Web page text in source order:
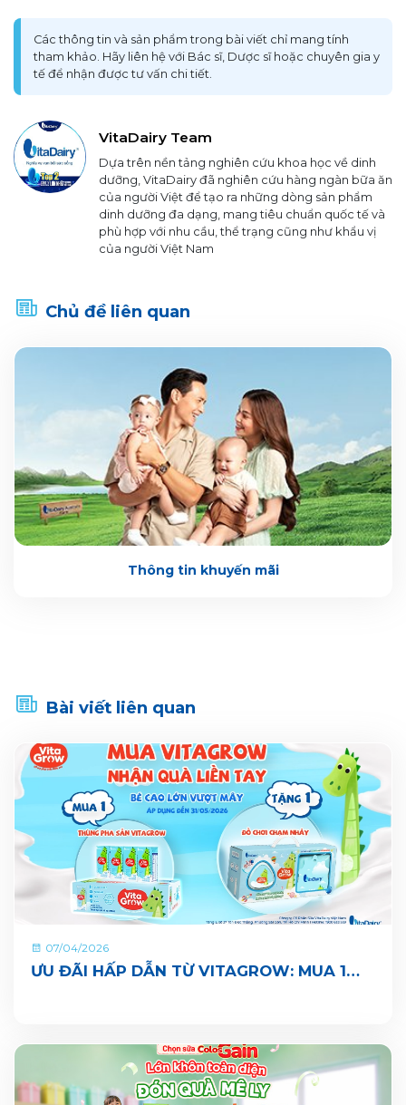
Các thông tin và sản phẩm trong bài viết chỉ mang tính
tham khảo. Hãy liên hệ với Bác sĩ, Dược sĩ hoặc chuyên gia y
tế để nhận được tư vấn chi tiết.
VitaDairy Team
Dựa trên nền tảng nghiên cứu khoa học về dinh
dưỡng, VitaDairy đã nghiên cứu hàng ngàn bữa ăn
của người Việt để tạo ra những dòng sản phẩm
dinh dưỡng đa dạng, mang tiêu chuẩn quốc tế và
phù hợp với nhu cầu, thể trạng cũng như khẩu vị
của người Việt Nam
Chủ đề liên quan
Thông tin khuyến mãi
Bài viết liên quan
07/04/2026
ƯU ĐÃI HẤP DẪN TỪ VITAGROW: MUA 1